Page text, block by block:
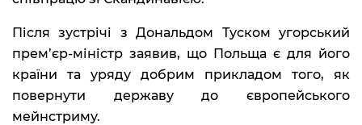
Після зустрічі з Дональдом Туском угорський
прем’єр-міністр заявив, що Польща є для його
країни та уряду добрим прикладом того, як
повернути державу до європейського
мейнстриму.